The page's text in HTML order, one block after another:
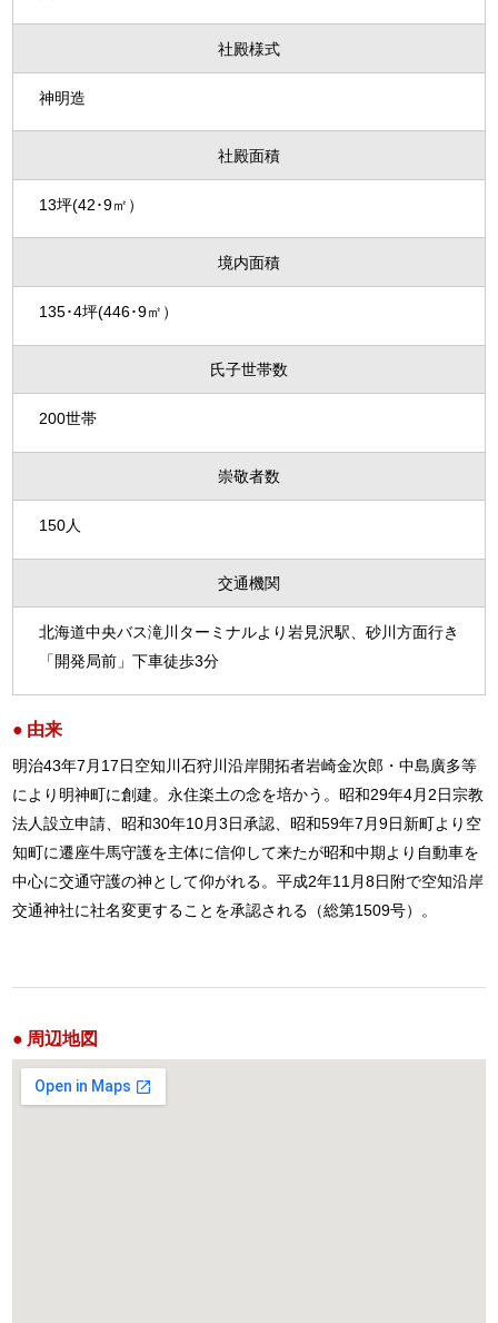
社殿様式
神明造
社殿面積
13坪(42･9㎡）
境内面積
135･4坪(446･9㎡）
氏子世帯数
200世帯
崇敬者数
150人
交通機関
北海道中央バス滝川ターミナルより岩見沢駅、砂川方面行き
「開発局前」下車徒歩3分
由来
明治43年7月17日空知川石狩川沿岸開拓者岩崎金次郎・中島廣多等
により明神町に創建。永住楽土の念を培かう。昭和29年4月2日宗教
法人設立申請、昭和30年10月3日承認、昭和59年7月9日新町より空
知町に遷座牛馬守護を主体に信仰して来たが昭和中期より自動車を
中心に交通守護の神として仰がれる。平成2年11月8日附で空知沿岸
交通神社に社名変更することを承認される（総第1509号）。
周辺地図